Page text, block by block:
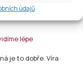
údajů
slovo, rozsévač je
lépe
je to dobře. Víra